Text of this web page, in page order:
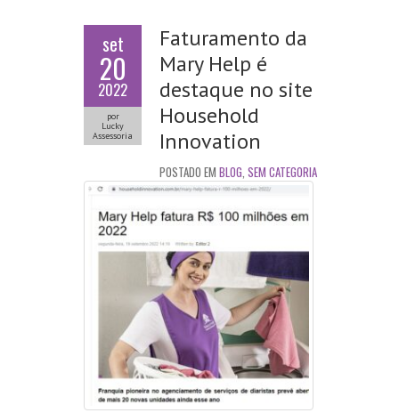
set
20
2022
por
Lucky
Assessoria
Faturamento da
Mary Help é
destaque no site
Household
Innovation
POSTADO EM BLOG, SEM CATEGORIA